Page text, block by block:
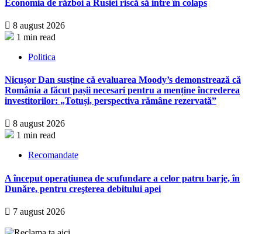
Economia de război a Rusiei riscă să intre în colaps
8 august 2026
1 min read
Politica
Nicușor Dan susține că evaluarea Moody’s demonstrează că
România a făcut pașii necesari pentru a menține încrederea
investitorilor: „Totuși, perspectiva rămâne rezervată”
8 august 2026
1 min read
Recomandate
A început operaţiunea de scufundare a celor patru barje, în
Dunăre, pentru creşterea debitului apei
7 august 2026